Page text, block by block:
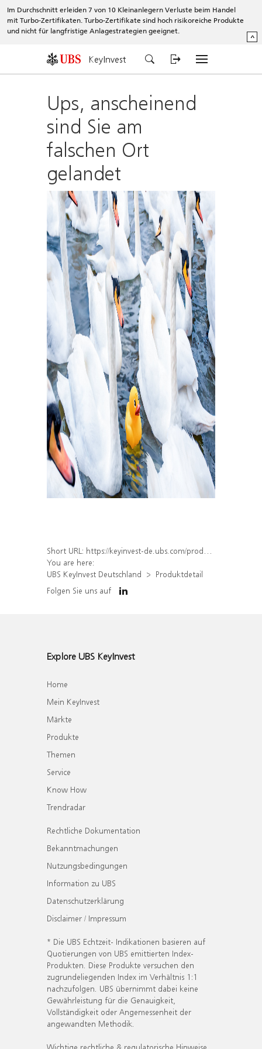
Im Durchschnitt erleiden 7 von 10 Kleinanlegern Verluste beim Handel
mit Turbo-Zertifikaten. Turbo-Zertifikate sind hoch risikoreiche Produkte
und nicht für langfristige Anlagestrategien geeignet.
^
KeyInvest
Ups, anscheinend
sind Sie am
falschen Ort
gelandet
Short URL: https://keyinvest-de.ubs.com/produkt/detail/index/isin/DE000WA771F8
You are here:
UBS KeyInvest Deutschland
Produktdetail
Folgen Sie uns auf
Explore UBS KeyInvest
Home
Mein KeyInvest
Märkte
Produkte
Themen
Service
Know How
Trendradar
Rechtliche Dokumentation
Bekanntmachungen
Nutzungsbedingungen
Information zu UBS
Datenschutzerklärung
Disclaimer / Impressum
* Die UBS Echtzeit- Indikationen basieren auf
Quotierungen von UBS emittierten Index-
Produkten. Diese Produkte versuchen den
zugrundeliegenden Index im Verhältnis 1:1
nachzufolgen. UBS übernimmt dabei keine
Gewährleistung für die Genauigkeit,
Vollständigkeit oder Angemessenheit der
angewandten Methodik.